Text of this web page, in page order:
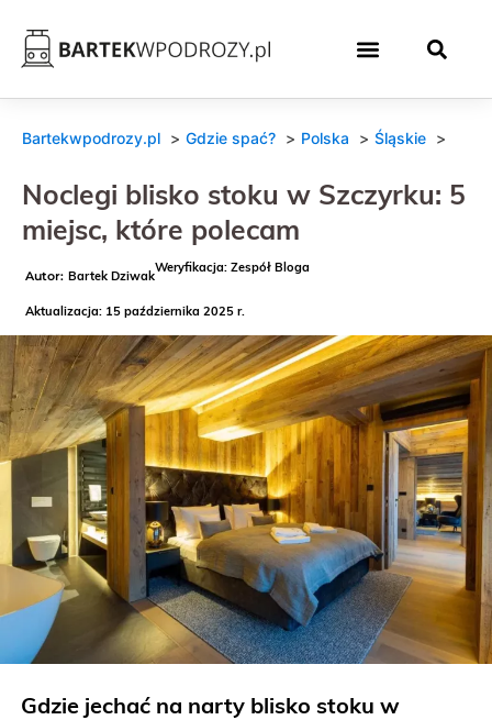
Bartekwpodrozy.pl Gdzie spać? Polska Śląskie
Noclegi blisko stoku w Szczyrku: 5
miejsc, które polecam
Bartek Dziwak
Weryfikacja: Zespół Bloga
Aktualizacja: 15 października 2025 r.
Gdzie jechać na narty blisko stoku w